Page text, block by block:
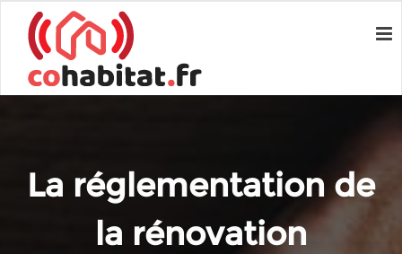
La réglementation de
la rénovation